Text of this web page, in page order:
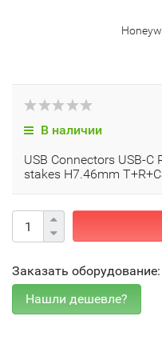
В наличии
USB Connectors USB-C
stakes H7.46mm
Заказать оборудование: